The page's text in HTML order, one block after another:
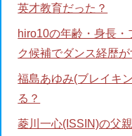
英才教育だった？
hiro10の年齢・身長
ク候補でダンス経歴が
福島あゆみ(ブレイキ
る？
菱川一心(ISSIN)の父